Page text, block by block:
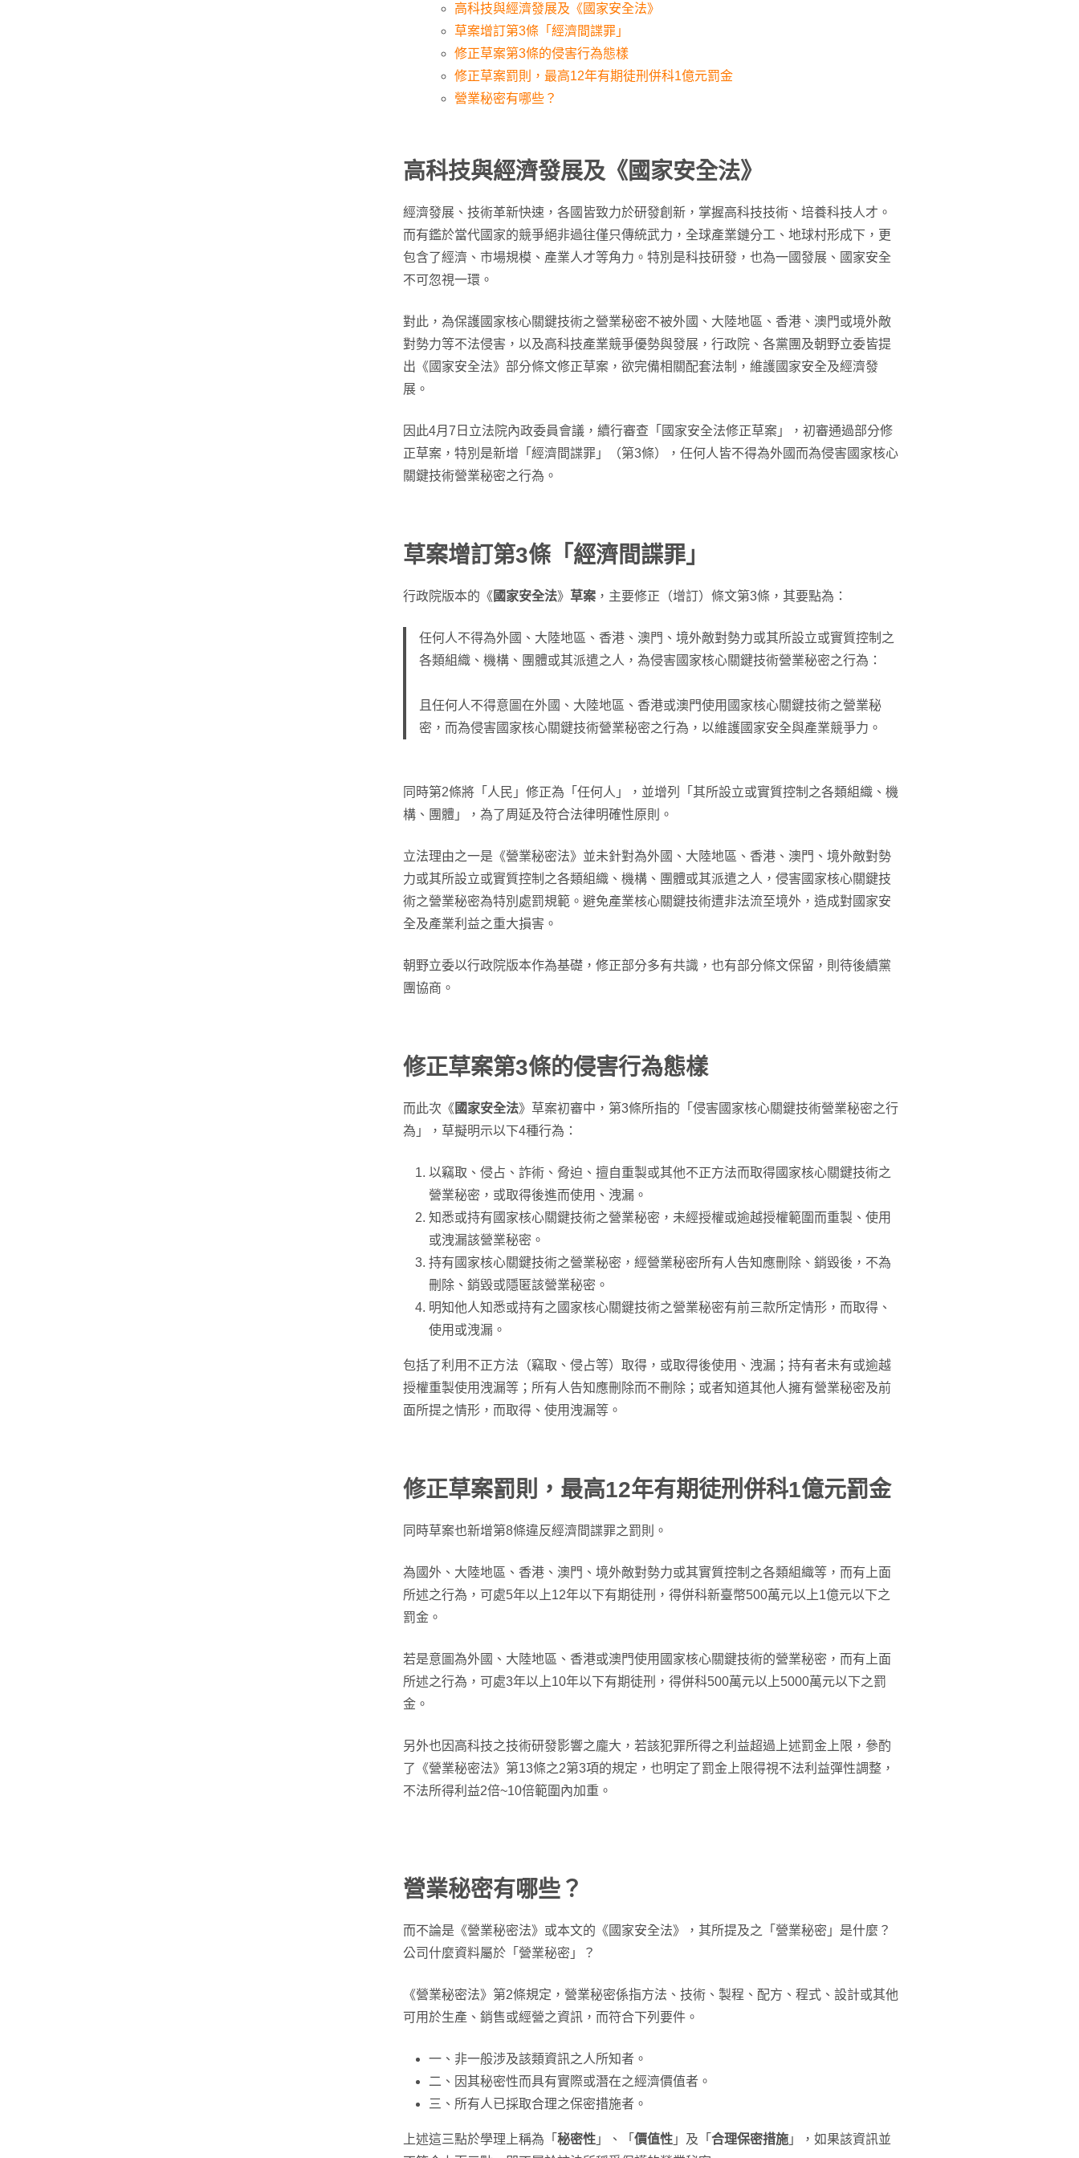
高科技與經濟發展及《國家安全法》
草案增訂第3條「經濟間諜罪」
修正草案第3條的侵害行為態樣
修正草案罰則，最高12年有期徒刑併科1億元罰金
營業秘密有哪些？
高科技與經濟發展及《國家安全法》
經濟發展、技術革新快速，各國皆致力於研發創新，掌握高科技技術、培養科技人才。
而有鑑於當代國家的競爭絕非過往僅只傳統武力，全球產業鏈分工、地球村形成下，更
包含了經濟、市場規模、產業人才等角力。特別是科技研發，也為一國發展、國家安全
不可忽視一環。
對此，為保護國家核心關鍵技術之營業秘密不被外國、大陸地區、香港、澳門或境外敵
對勢力等不法侵害，以及高科技產業競爭優勢與發展，行政院、各黨團及朝野立委皆提
出《國家安全法》部分條文修正草案，欲完備相關配套法制，維護國家安全及經濟發
展。
因此4月7日立法院內政委員會議，續行審查「國家安全法修正草案」，初審通過部分修
正草案，特別是新增「經濟間諜罪」（第3條），任何人皆不得為外國而為侵害國家核心
關鍵技術營業秘密之行為。
草案增訂第3條「經濟間諜罪」
行政院版本的《 國家安全法》 草案 ，主要修正（增訂）條文第3條，其要點為：
任何人不得為外國、大陸地區、香港、澳門、境外敵對勢力或其所設立或實質控制之
各類組織、機構、團體或其派遣之人，為侵害國家核心關鍵技術營業秘密之行為：
且任何人不得意圖在外國、大陸地區、香港或澳門使用國家核心關鍵技術之營業秘
密，而為侵害國家核心關鍵技術營業秘密之行為，以維護國家安全與產業競爭力。
同時第2條將「人民」修正為「任何人」，並增列「其所設立或實質控制之各類組織、機
構、團體」，為了周延及符合法律明確性原則。
立法理由之一是《營業秘密法》並未針對為外國、大陸地區、香港、澳門、境外敵對勢
力或其所設立或實質控制之各類組織、機構、團體或其派遣之人，侵害國家核心關鍵技
術之營業秘密為特別處罰規範。避免產業核心關鍵技術遭非法流至境外，造成對國家安
全及產業利益之重大損害。
朝野立委以行政院版本作為基礎，修正部分多有共識，也有部分條文保留，則待後續黨
團協商。
修正草案第3條的侵害行為態樣
而此次《 國家安全法》草案初審中，第3條所指的「侵害國家核心關鍵技術營業秘密之行
為」，草擬明示以下4種行為：
以竊取、侵占、詐術、脅迫、擅自重製或其他不正方法而取得國家核心關鍵技術之
營業秘密，或取得後進而使用、洩漏。
知悉或持有國家核心關鍵技術之營業秘密，未經授權或逾越授權範圍而重製、使用
或洩漏該營業秘密。
持有國家核心關鍵技術之營業秘密，經營業秘密所有人告知應刪除、銷毀後，不為
刪除、銷毀或隱匿該營業秘密。
明知他人知悉或持有之國家核心關鍵技術之營業秘密有前三款所定情形，而取得、
使用或洩漏。
包括了利用不正方法（竊取、侵占等）取得，或取得後使用、洩漏；持有者未有或逾越
授權重製使用洩漏等；所有人告知應刪除而不刪除；或者知道其他人擁有營業秘密及前
面所提之情形，而取得、使用洩漏等。
修正草案罰則，最高12年有期徒刑併科1億元罰金
同時草案也新增第8條違反經濟間諜罪之罰則。
為國外、大陸地區、香港、澳門、境外敵對勢力或其實質控制之各類組織等，而有上面
所述之行為，可處5年以上12年以下有期徒刑，得併科新臺幣500萬元以上1億元以下之
罰金。
若是意圖為外國、大陸地區、香港或澳門使用國家核心關鍵技術的營業秘密，而有上面
所述之行為，可處3年以上10年以下有期徒刑，得併科500萬元以上5000萬元以下之罰
金。
另外也因高科技之技術研發影響之龐大，若該犯罪所得之利益超過上述罰金上限，參酌
了《營業秘密法》第13條之2第3項的規定，也明定了罰金上限得視不法利益彈性調整，
不法所得利益2倍~10倍範圍內加重。
營業秘密有哪些？
而不論是《營業秘密法》或本文的《國家安全法》，其所提及之「營業秘密」是什麼？
公司什麼資料屬於「營業秘密」？
《營業秘密法》第2條規定，營業秘密係指方法、技術、製程、配方、程式、設計或其他
可用於生產、銷售或經營之資訊，而符合下列要件。
一、非一般涉及該類資訊之人所知者。
二、因其秘密性而具有實際或潛在之經濟價值者。
三、所有人已採取合理之保密措施者。
上述這三點於學理上稱為「 秘密性 」、「 價值性 」及「 合理保密措施 」，如果該資訊並